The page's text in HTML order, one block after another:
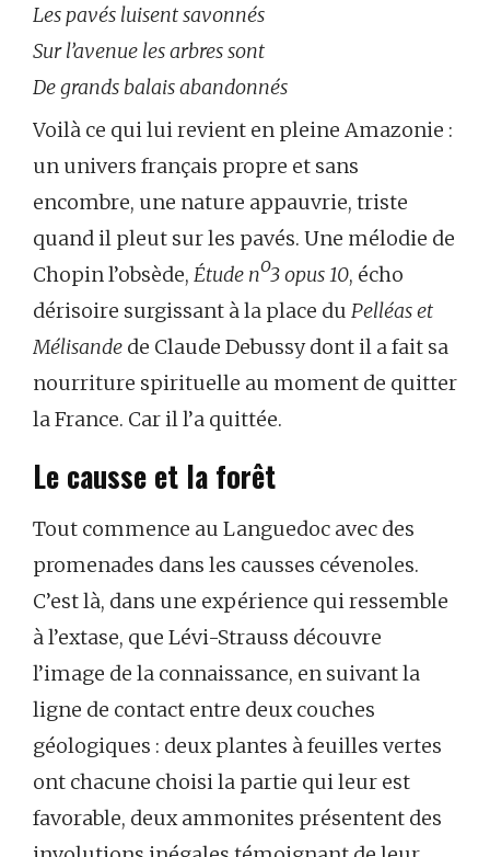
Les pavés luisent savonnés
Sur l’avenue les arbres sont
De grands balais abandonnés
Voilà ce qui lui revient en pleine Amazonie :
un univers français propre et sans
encombre, une nature appauvrie, triste
quand il pleut sur les pavés. Une mélodie de
Chopin l’obsède, Étude no3 opus 10, écho
dérisoire surgissant à la place du Pelléas et
Mélisande de Claude Debussy dont il a fait sa
nourriture spirituelle au moment de quitter
la France. Car il l’a quittée.
Le causse et la forêt
Tout commence au Languedoc avec des
promenades dans les causses cévenoles.
C’est là, dans une expérience qui ressemble
à l’extase, que Lévi-Strauss découvre
l’image de la connaissance, en suivant la
ligne de contact entre deux couches
géologiques : deux plantes à feuilles vertes
ont chacune choisi la partie qui leur est
favorable, deux ammonites présentent des